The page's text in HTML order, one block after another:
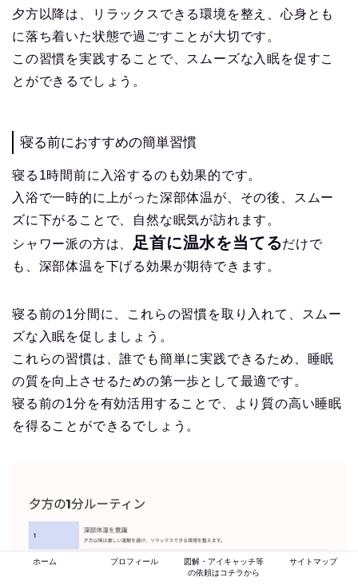
夕方以降は、リラックスできる環境を整え、心身とも
に落ち着いた状態で過ごすことが大切です。
この習慣を実践することで、スムーズな入眠を促すこ
とができるでしょう。
寝る前におすすめの簡単習慣
寝る1時間前に入浴するのも効果的です。
入浴で一時的に上がった深部体温が、その後、スムー
ズに下がることで、自然な眠気が訪れます。
シャワー派の方は、
足首に温水を当てるだけで
も、深部体温を下げる効果が期待できます。
寝る前の1分間に、これらの習慣を取り入れて、スムー
ズな入眠を促しましょう。
これらの習慣は、誰でも簡単に実践できるため、睡眠
の質を向上させるための第一歩として最適です。
寝る前の1分を有効活用することで、より質の高い睡眠
を得ることができるでしょう。
ホーム プロフィール
図解・アイキャッチ等
の依頼はコチラから
サイトマップ